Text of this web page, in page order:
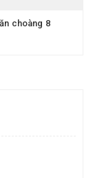
choàng 8